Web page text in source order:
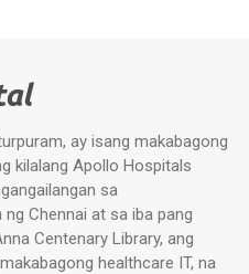
ay isang makabagong
kilalang Apollo Hospitals
sa
Chennai at sa iba pang
Centenary Library, ang
healthcare IT, na